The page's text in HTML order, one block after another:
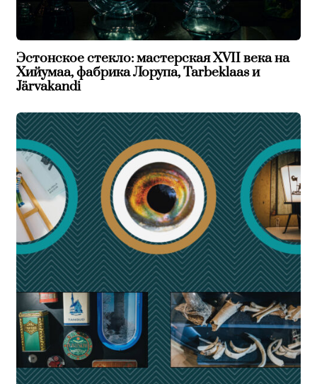
Эстонское стекло: мастерская XVII века на
Хийумаа, фабрика Лорупа, Tarbeklaas и
Järvakandi